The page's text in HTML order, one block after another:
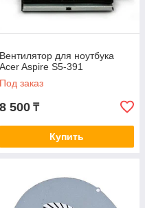
Вентилятор для ноутбука
Acer Aspire S5-391
Под заказ
8 500 ₸
Купить